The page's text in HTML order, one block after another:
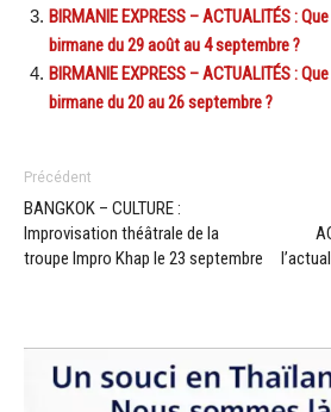
BIRMANIE EXPRESS – ACTUALITÉS :
birmane du 29 août au 4 septembre ?
BIRMANIE EXPRESS – ACTUALITÉS :
birmane du 20 au 26 septembre ?
Précédent
BANGKOK – CULTURE :
Improvisation théâtrale de la
troupe Impro Khap le 23 septembre